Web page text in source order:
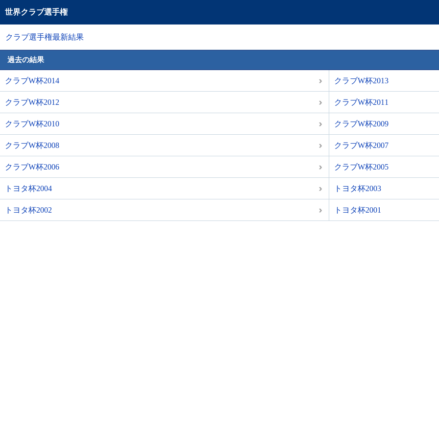
世界クラブ選手権
クラブ選手権最新結果
過去の結果
クラブW杯2014 クラブW杯2013
クラブW杯2012 クラブW杯2011
クラブW杯2010 クラブW杯2009
クラブW杯2008 クラブW杯2007
クラブW杯2006 クラブW杯2005
トヨタ杯2004 トヨタ杯2003
トヨタ杯2002 トヨタ杯2001